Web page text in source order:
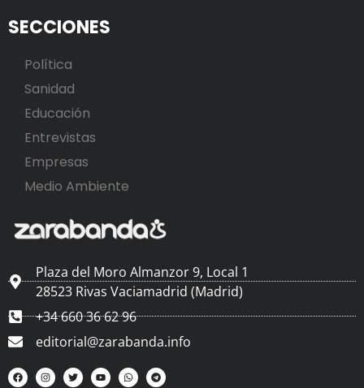
SECCIONES
Política
Sanidad
Educación
Entrevistas
Empresas
Medio Ambiente
Plaza del Moro Almanzor 9, Local 1
28523 Rivas Vaciamadrid (Madrid)
+34 660 36 62 96
editorial@zarabanda.info